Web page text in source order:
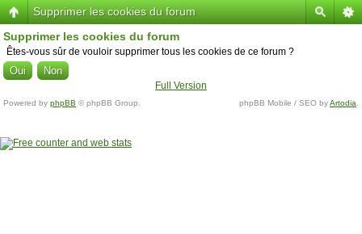
Supprimer les cookies du forum
Supprimer les cookies du forum
Êtes-vous sûr de vouloir supprimer tous les cookies de ce forum ?
Full Version
Powered by phpBB © phpBB Group. phpBB Mobile / SEO byArtodia